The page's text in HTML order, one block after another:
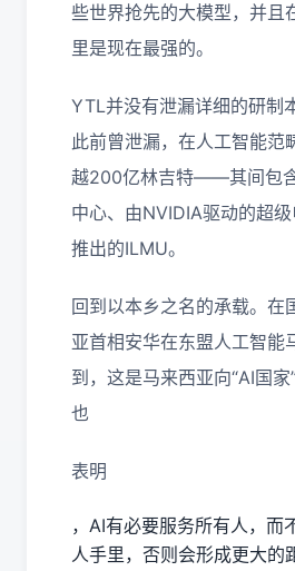
些世界抢先的大模型，并且
里是现在最强的。
YTL并没有泄漏详细的研制
此前曾泄漏，在人工智能范
越200亿林吉特——其间包
中心、由NVIDIA驱动的超
推出的ILMU。
回到以本乡之名的承载。在
亚首相安华在东盟人工智能
到，这是马来西亚向“AI国
也
表明
，AI有必要服务所有人，而
人手里，否则会形成更大的